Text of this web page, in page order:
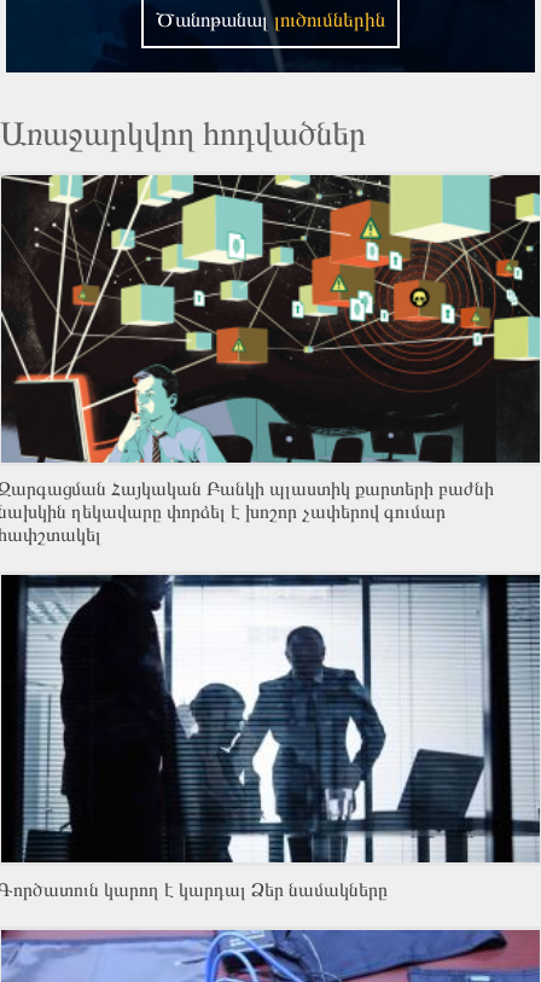
Ծանոթանալլուծումներին
Առաջարկվող հոդվածներ
Հայկական Բանկի պլաստիկ քարտերի բաժնի
ղեկավարը փորձել է խոշոր չափերով գումար
կարող է կարդալ Ձեր նամակները